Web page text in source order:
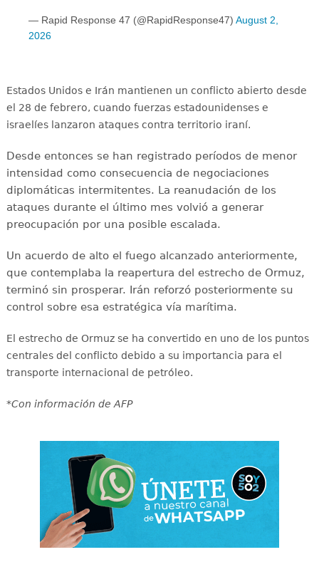
— Rapid Response 47 (@RapidResponse47) August 2,
2026
Estados Unidos e Irán mantienen un conflicto abierto desde
el 28 de febrero, cuando fuerzas estadounidenses e
israelíes lanzaron ataques contra territorio iraní.
Desde entonces se han registrado períodos de menor
intensidad como consecuencia de negociaciones
diplomáticas intermitentes. La reanudación de los
ataques durante el último mes volvió a generar
preocupación por una posible escalada.
Un acuerdo de alto el fuego alcanzado anteriormente,
que contemplaba la reapertura del estrecho de Ormuz,
terminó sin prosperar. Irán reforzó posteriormente su
control sobre esa estratégica vía marítima.
El estrecho de Ormuz se ha convertido en uno de los puntos
centrales del conflicto debido a su importancia para el
transporte internacional de petróleo.
*Con información de AFP